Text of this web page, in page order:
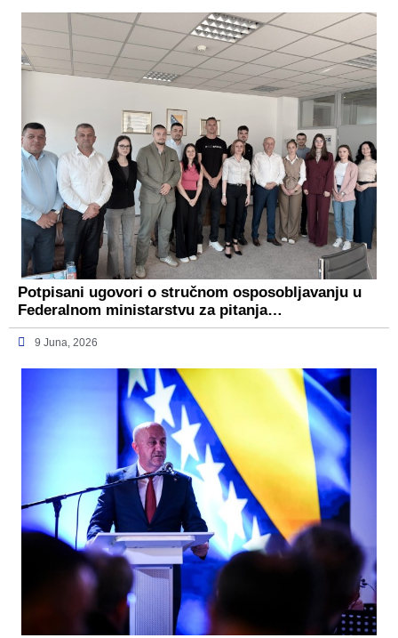
Potpisani ugovori o stručnom osposobljavanju u
Federalnom ministarstvu za pitanja…
9 Juna, 2026